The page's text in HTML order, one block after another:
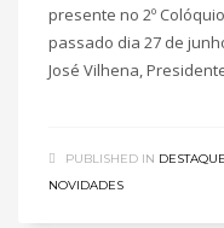
presente no 2º
passado dia 27 de
José Vilhena,
PUBLISHED IN
NOVIDADES